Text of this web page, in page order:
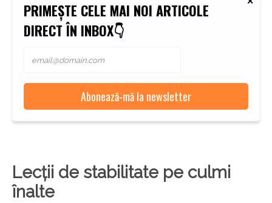
PRIMEȘTE CELE MAI NOI ARTICOLE
DIRECT ÎN INBOX👇
Lecții de stabilitate pe culmi
înalte